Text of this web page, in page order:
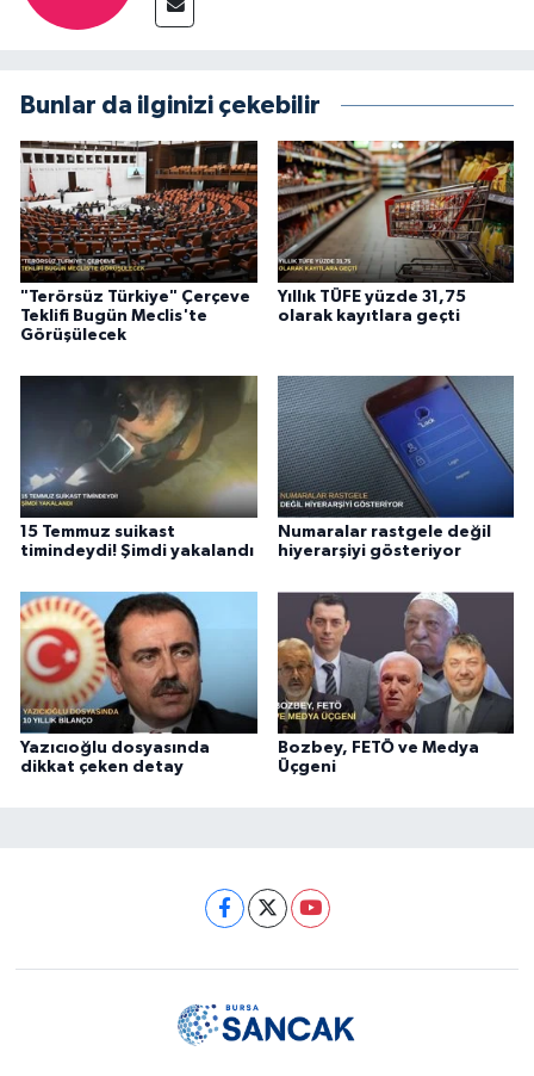
Bunlar da ilginizi çekebilir
"Terörsüz Türkiye" Çerçeve
Teklifi Bugün Meclis'te
Görüşülecek
Yıllık TÜFE yüzde 31,75
olarak kayıtlara geçti
15 Temmuz suikast
timindeydi! Şimdi yakalandı
Numaralar rastgele değil
hiyerarşiyi gösteriyor
Yazıcıoğlu dosyasında
dikkat çeken detay
Bozbey, FETÖ ve Medya
Üçgeni